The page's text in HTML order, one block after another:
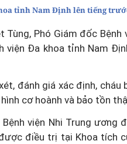
tỉnh Nam Định lên tiếng
Tùng, Phó Giám đốc
viện Đa khoa tỉnh Nam
đánh giá xác định,
cơ hoành và bảo tồn
Bệnh viện Nhi Trung ương
điều trị tại Khoa tích